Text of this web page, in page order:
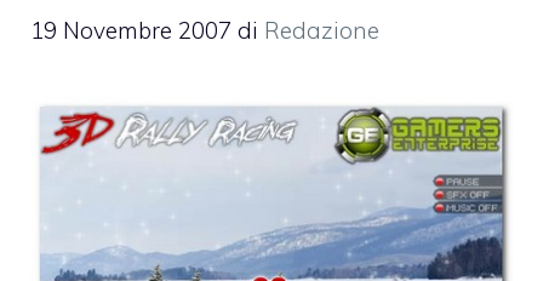
19 Novembre 2007 di Redazione